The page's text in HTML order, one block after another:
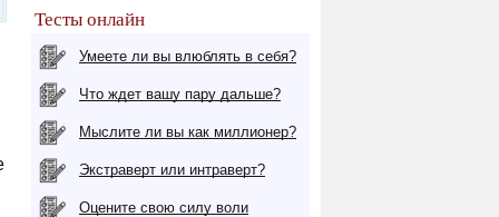
Тесты онлайн
Умеете ли вы влюблять в себя?
Что ждет вашу пару дальше?
Мыслите ли вы как миллионер?
Экстраверт или интраверт?
Оцените свою силу воли